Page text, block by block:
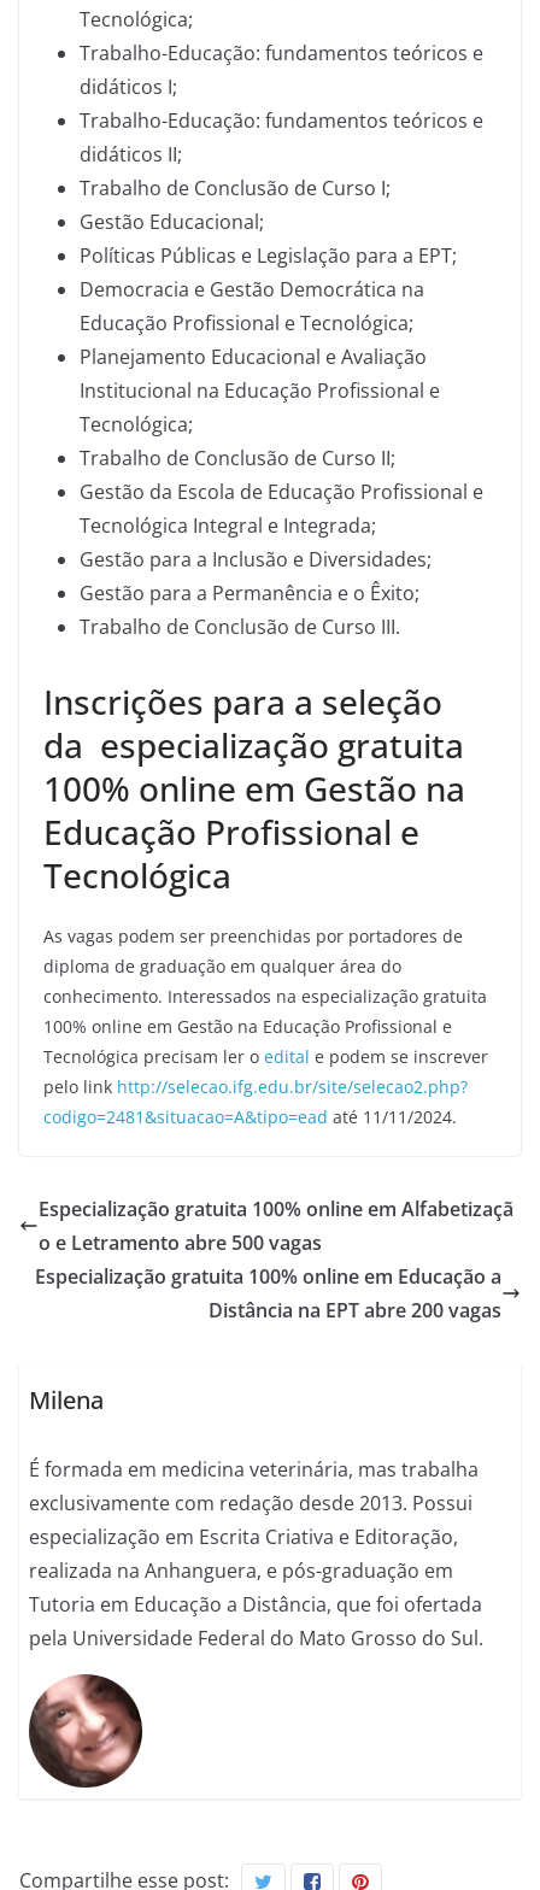
Tecnológica;
Trabalho-Educação: fundamentos teóricos e
didáticos I;
Trabalho-Educação: fundamentos teóricos e
didáticos II;
Trabalho de Conclusão de Curso I;
Gestão Educacional;
Políticas Públicas e Legislação para a EPT;
Democracia e Gestão Democrática na
Educação Profissional e Tecnológica;
Planejamento Educacional e Avaliação
Institucional na Educação Profissional e
Tecnológica;
Trabalho de Conclusão de Curso II;
Gestão da Escola de Educação Profissional e
Tecnológica Integral e Integrada;
Gestão para a Inclusão e Diversidades;
Gestão para a Permanência e o Êxito;
Trabalho de Conclusão de Curso III.
Inscrições para a seleção
da especialização gratuita
100% online em Gestão na
Educação Profissional e
Tecnológica
As vagas podem ser preenchidas por portadores de
diploma de graduação em qualquer área do
conhecimento. Interessados na especialização gratuita
100% online em Gestão na Educação Profissional e
Tecnológica precisam ler o edital e podem se inscrever
pelo link http://selecao.ifg.edu.br/site/selecao2.php?
codigo=2481&situacao=A&tipo=ead até 11/11/2024.
Especialização gratuita 100% online em Alfabetizaçã
o e Letramento abre 500 vagas
Especialização gratuita 100% online em Educação a
Distância na EPT abre 200 vagas
Milena
É formada em medicina veterinária, mas trabalha
exclusivamente com redação desde 2013. Possui
especialização em Escrita Criativa e Editoração,
realizada na Anhanguera, e pós-graduação em
Tutoria em Educação a Distância, que foi ofertada
pela Universidade Federal do Mato Grosso do Sul.
Compartilhe esse post: